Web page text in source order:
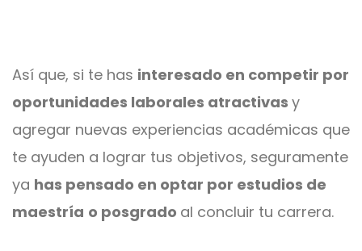
Así que, si te has interesado en competir por
oportunidades laborales atractivas y
agregar nuevas experiencias académicas que
te ayuden a lograr tus objetivos, seguramente
ya has pensado en optar por estudios de
maestría o posgrado al concluir tu carrera.